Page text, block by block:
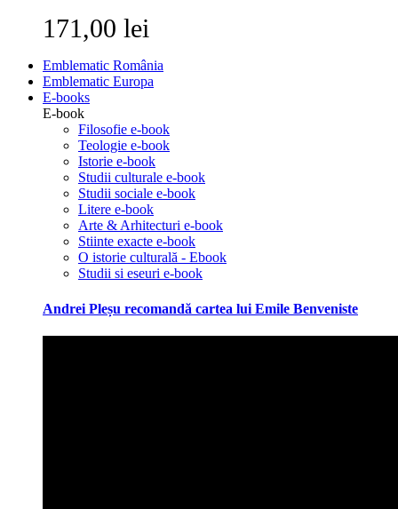
171,00 lei
Emblematic România
Emblematic Europa
E-books
E-book
Filosofie e-book
Teologie e-book
Istorie e-book
Studii culturale e-book
Studii sociale e-book
Litere e-book
Arte & Arhitecturi e-book
Stiinte exacte e-book
O istorie culturală - Ebook
Studii si eseuri e-book
Andrei Pleșu recomandă cartea lui Emile Benveniste